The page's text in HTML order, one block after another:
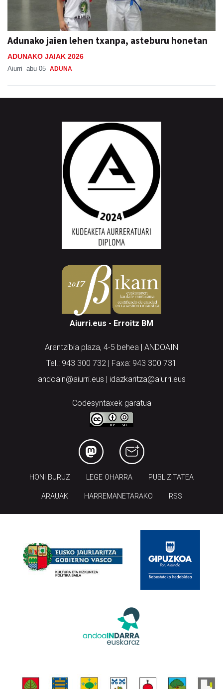
Adunako jaien lehen txanpa, asteburu honetan
ADUNAKO JAIAK 2026
Aiurri abu 05 ADUNA
Aiurri.eus - Erroitz BM
Arantzibia plaza, 4-5 behea | ANDOAIN
Tel.: 943 300 732 | Faxa: 943 300 731
andoain@aiurri.eus | idazkaritza@aiurri.eus
Codesyntaxek garatua
HONI BURUZ LEGE OHARRA PUBLIZITATEA
ARAUAK HARREMANETARAKO RSS